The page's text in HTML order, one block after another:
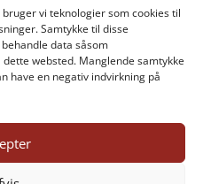
vi teknologier som cookies til
Samtykke til disse
data såsom
websted. Manglende samtykke
have en negativ indvirkning på
2025